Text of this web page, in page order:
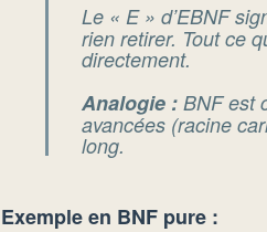
Le « E » d’EBNF
rien retirer. Tout ce
directement.
Analogie : BNF est
avancées (racine
long.
Exemple en BNF pure :